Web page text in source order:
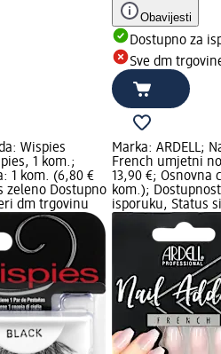
Obavijesti
Dostupno za
Sve dm
Wispies
1 kom.;
1 kom. (6,80 €
zeleno Dostupno
dm trgovinu
Marka: ARDELL;
French umjetni
13,90 €; Osnovna
kom.);
isporuku, Status